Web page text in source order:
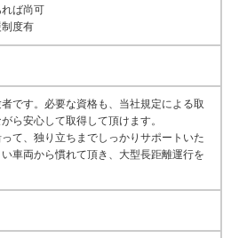
れば尚可
度有
です。必要な資格も、当社規定による取
ら安心して取得して頂けます。
て、独り立ちまでしっかりサポートいた
車両から慣れて頂き、大型長距離運行を